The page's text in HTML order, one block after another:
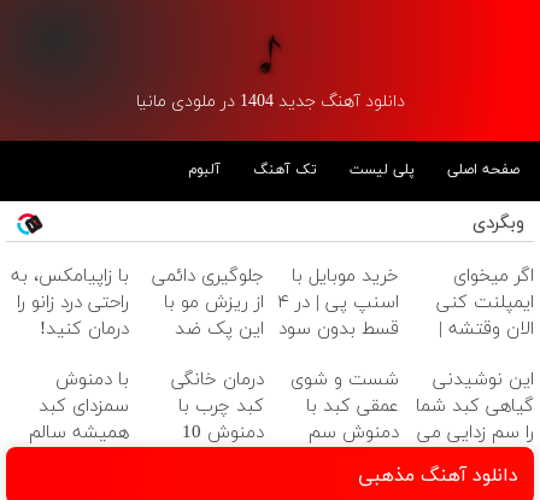
دانلود آهنگ جدید 1404 در ملودی مانیا
صفحه اصلی پلی لیست تک آهنگ آلبوم
وبگردی
اگر میخوای
ایمپلنت کنی
الان وقتشه |
میلیون تومان!!!
خرید موبایل با
اسنپ پی | در ۴
قسط بدون سود
جلوگیری دائمی
از ریزش مو با
این پک ضد
جلبک(تخفیف
ویژه)
با زاپیامکس، به
راحتی درد زانو را
درمان کنید!
این نوشیدنی
گیاهی کبد شما
را سم زدایی می
کند (با ضمانت
مرجوعی)
شست و شوی
عمقی کبد با
دمنوش سم
درمان خانگی
کبد چرب با
دمنوش 10
با دمنوش
سمزدای کبد
همیشه سالم
دانلود آهنگ مذهبی